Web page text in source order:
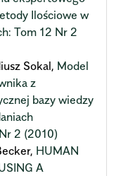
Ilościowe w
Tom 12 Nr 2
Sokal, Model
z
bazy wiedzy
2 (2010)
HUMAN
A